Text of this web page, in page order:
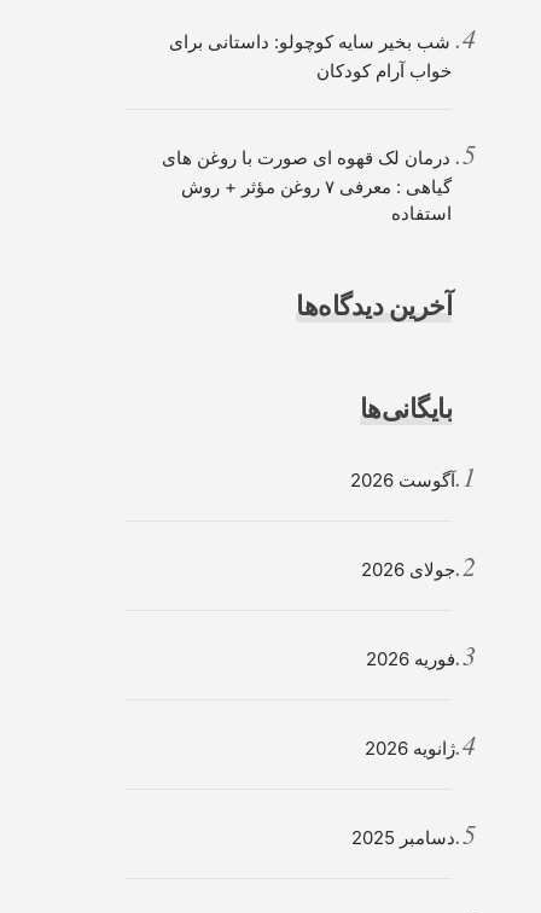
شب بخیر سایه کوچولو: داستانی برای
خواب آرام کودکان
درمان لک قهوه ای صورت با روغن های
گیاهی : معرفی ۷ روغن مؤثر + روش
استفاده
آخرین دیدگاه‌ها
بایگانی‌ها
آگوست 2026
جولای 2026
فوریه 2026
ژانویه 2026
دسامبر 2025